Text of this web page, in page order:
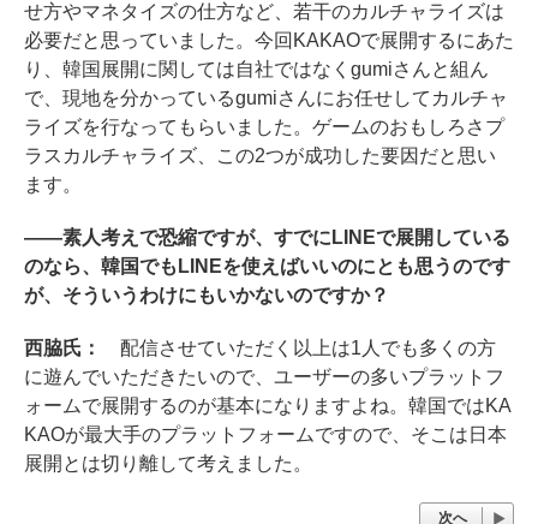
せ方やマネタイズの仕方など、若干のカルチャライズは
必要だと思っていました。今回KAKAOで展開するにあた
り、韓国展開に関しては自社ではなくgumiさんと組ん
で、現地を分かっているgumiさんにお任せしてカルチャ
ライズを行なってもらいました。ゲームのおもしろさプ
ラスカルチャライズ、この2つが成功した要因だと思い
ます。
――素人考えで恐縮ですが、すでにLINEで展開している
のなら、韓国でもLINEを使えばいいのにとも思うのです
が、そういうわけにもいかないのですか？
西脇氏：
配信させていただく以上は1人でも多くの方
に遊んでいただきたいので、ユーザーの多いプラットフ
ォームで展開するのが基本になりますよね。韓国ではKA
KAOが最大手のプラットフォームですので、そこは日本
展開とは切り離して考えました。
次へ